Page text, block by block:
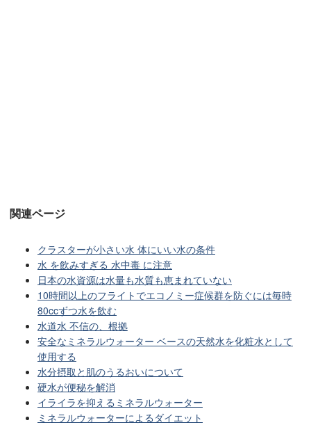
関連ページ
クラスターが小さい水 体にいい水の条件
水 を飲みすぎる 水中毒 に注意
日本の水資源は水量も水質も恵まれていない
10時間以上のフライトでエコノミー症候群を防ぐには毎時
80ccずつ水を飲む
水道水 不信の、根拠
安全なミネラルウォーター ベースの天然水を化粧水として
使用する
水分摂取と肌のうるおいについて
硬水が便秘を解消
イライラを抑えるミネラルウォーター
ミネラルウォーターによるダイエット